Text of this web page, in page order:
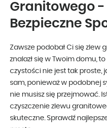
Granitowego -
Bezpieczne
Zawsze podobał Ci się zlew
znalazł się w Twoim domu,
czystości nie jest tak proste,
sam, ponieważ w podobnej
nie musisz się przejmować.
czyszczenie zlewu
skuteczne. Sprawdź